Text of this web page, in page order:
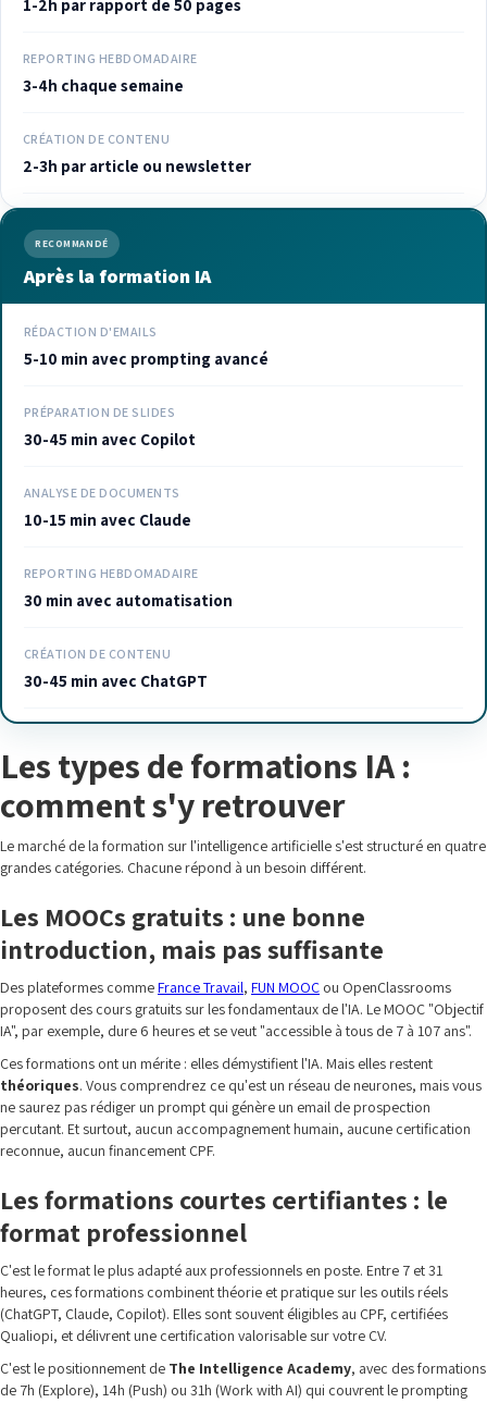
1-2h par rapport de 50 pages
REPORTING HEBDOMADAIRE
3-4h chaque semaine
CRÉATION DE CONTENU
2-3h par article ou newsletter
RECOMMANDÉ
Après la formation IA
RÉDACTION D'EMAILS
5-10 min avec prompting avancé
PRÉPARATION DE SLIDES
30-45 min avec Copilot
ANALYSE DE DOCUMENTS
10-15 min avec Claude
REPORTING HEBDOMADAIRE
30 min avec automatisation
CRÉATION DE CONTENU
30-45 min avec ChatGPT
Les types de formations IA :
comment s'y retrouver
Le marché de la formation sur l'intelligence artificielle s'est structuré en quatre
grandes catégories. Chacune répond à un besoin différent.
Les MOOCs gratuits : une bonne
introduction, mais pas suffisante
Des plateformes commeFrance Travail, FUN MOOC ou OpenClassrooms
proposent des cours gratuits sur les fondamentaux de l'IA. Le MOOC "Objectif
IA", par exemple, dure 6 heures et se veut "accessible à tous de 7 à 107 ans".
Ces formations ont un mérite : elles démystifient l'IA. Mais elles restent
théoriques. Vous comprendrez ce qu'est un réseau de neurones, mais vous
ne saurez pas rédiger un prompt qui génère un email de prospection
percutant. Et surtout, aucun accompagnement humain, aucune certification
reconnue, aucun financement CPF.
Les formations courtes certifiantes : le
format professionnel
C'est le format le plus adapté aux professionnels en poste. Entre 7 et 31
heures, ces formations combinent théorie et pratique sur les outils réels
(ChatGPT, Claude, Copilot). Elles sont souvent éligibles au CPF, certifiées
Qualiopi, et délivrent une certification valorisable sur votre CV.
C'est le positionnement de The Intelligence Academy, avec des formations
de 7h (Explore), 14h (Push) ou 31h (Work with AI) qui couvrent le prompting